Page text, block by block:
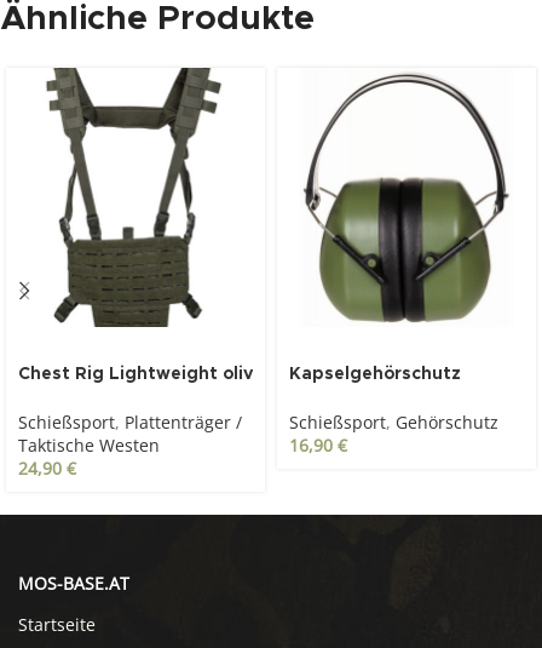
Ähnliche Produkte
Chest Rig Lightweight oliv
Schießsport, Plattenträger /
Taktische Westen
24,90 €
Kapselgehörschutz
Schießsport, Gehörschutz
16,90 €
MOS-BASE.AT
Startseite